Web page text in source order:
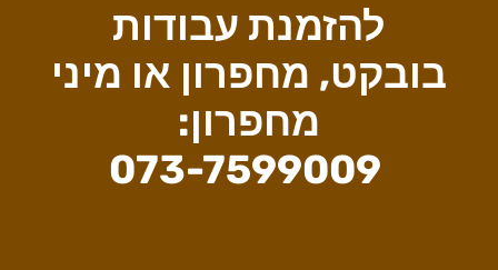
להזמנת עבודות
בובקט, מחפרון או מיני
מחפרון:
073-7599009